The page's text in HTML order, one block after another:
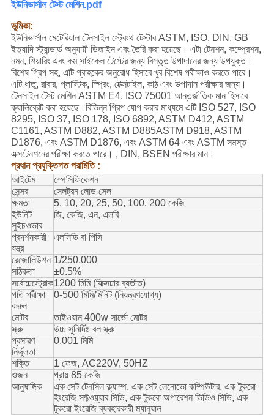
ইউনিভার্সাল টেস্ট মেশিন.pdf
ভূমিকা:
ইউনিভার্সাল মেটেরিয়াল টেনসাইল স্ট্রেংথ টেস্টার ASTM, ISO, DIN, GB
ইত্যাদি স্ট্যান্ডার্ড অনুযায়ী ডিজাইন এবং তৈরি করা হয়েছে। এটা টেনশন, কম্প্রেশন,
নমন, শিয়ারিং এবং কম সাইকেল টেস্টের জন্য বিস্তৃত উপাদানের জন্য উপযুক্ত।
বিশেষ গ্রিপ সহ, এটি গ্রাহকের অনুরোধ হিসাবে খুব বিশেষ পরীক্ষাও করতে পারে।
এটি ধাতু, রাবার, প্লাস্টিক, স্প্রিং, টেক্সটাইল, কাঠ এবং উপাদান পরীক্ষার জন্য।
টেনসাইল টেস্ট মেশিন ASTM E4, ISO 75001 আন্তর্জাতিক মান হিসাবে
ক্যালিব্রেট করা হয়েছে।বিভিন্ন গ্রিপ যোগ করার মাধ্যমে এটি ISO 527, ISO
8295, ISO 37, ISO 178, ISO 6892, ASTM D412, ASTM
C1161, ASTM D882, ASTM D885ASTM D918, ASTM
D1876, এবং ASTM D1876, এবং ASTM 64 এবং ASTM সমস্ত
এক্সটেনশনের পরীক্ষা করতে পারে। , DIN, BSEN পরীক্ষার মান।
প্রধান প্রযুক্তিগত পরামিতি :
আইটেম
স্পেসিফিকেশন
সেন্সর
সেলট্রন লোড সেল
ক্ষমতা
5, 10, 20, 25, 50, 100, 200 কেজি
ইউনিট
সুইচওভার
জি, কেজি, এন, এলবি
প্রদর্শনকারী
যন্ত্র
এলসিডি বা পিসি
রেজোলিউশন 1/250,000
সঠিকতা
±0.5%
সর্বোচ্চস্ট্রোক1200 মিমি (ফিক্সচার ব্যতীত)
গতি পরীক্ষা
করুন
0-500 মিমি/মিনিট (নিয়ন্ত্রণযোগ্য)
মোটর
তাইওয়ান 400w সার্ভো মোটর
স্ক্রু
উচ্চ সুনির্দিষ্ট বল স্ক্রু
প্রসারণ
নির্ভুলতা
0.001 মিমি
শক্তি
1 ফেজ, AC220V, 50HZ
ওজন
প্রায় 85 কেজি
আনুষাঙ্গিক
এক সেট টেনসিল ক্ল্যাম্প, এক সেট লেনোভো কম্পিউটার, এক টুকরো
ইংরেজি সফ্টওয়্যার সিডি, এক টুকরো অপারেশন ভিডিও সিডি, এক
টুকরো ইংরেজি ব্যবহারকারী ম্যানুয়াল